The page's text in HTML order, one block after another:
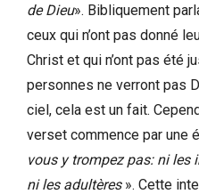
de Dieu». Bibliquement
ceux qui n’ont pas donné
Christ et qui n’ont pas été
personnes ne verront pas
ciel, cela est un fait.
verset commence par une
vous y trompez pas: ni les
ni les adultères». Cette